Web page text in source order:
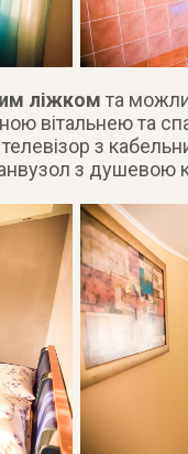
ліжком та
вітальнею та
з
з душевою